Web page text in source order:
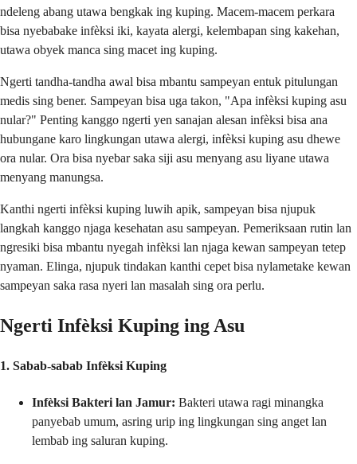
ndeleng abang utawa bengkak ing kuping. Macem-macem perkara
bisa nyebabake infèksi iki, kayata alergi, kelembapan sing kakehan,
utawa obyek manca sing macet ing kuping.
Ngerti tandha-tandha awal bisa mbantu sampeyan entuk pitulungan
medis sing bener. Sampeyan bisa uga takon, "Apa infèksi kuping asu
nular?" Penting kanggo ngerti yen sanajan alesan infèksi bisa ana
hubungane karo lingkungan utawa alergi, infèksi kuping asu dhewe
ora nular. Ora bisa nyebar saka siji asu menyang asu liyane utawa
menyang manungsa.
Kanthi ngerti infèksi kuping luwih apik, sampeyan bisa njupuk
langkah kanggo njaga kesehatan asu sampeyan. Pemeriksaan rutin lan
ngresiki bisa mbantu nyegah infèksi lan njaga kewan sampeyan tetep
nyaman. Elinga, njupuk tindakan kanthi cepet bisa nylametake kewan
sampeyan saka rasa nyeri lan masalah sing ora perlu.
Ngerti Infèksi Kuping ing Asu
1. Sabab-sabab Infèksi Kuping
Infèksi Bakteri lan Jamur: Bakteri utawa ragi minangka
panyebab umum, asring urip ing lingkungan sing anget lan
lembab ing saluran kuping.